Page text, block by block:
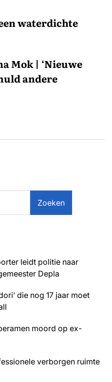
waterdichte
Mok | ‘Nieuwe
andere
Zoeken
leidt politie naar
Depla
die nog 17 jaar moet
moord op ex-
verborgen ruimte